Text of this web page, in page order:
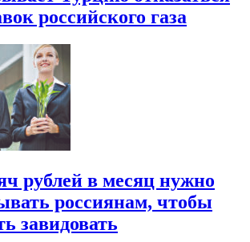
российского газа
рублей в месяц нужно
россиянам, чтобы
завидовать